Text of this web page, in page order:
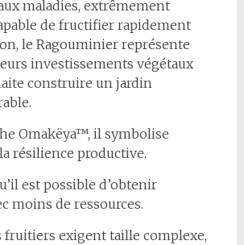
maladies, extrêmement
de fructifier rapidement
le Ragouminier représente
investissements végétaux
construire un jardin
Omakëya™, il symbolise
résilience productive.
est possible d’obtenir
moins de ressources.
fruitiers exigent taille complexe,